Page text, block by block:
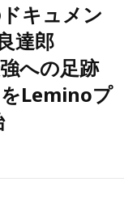
キュメン
達郎
への足跡
をLeminoプ